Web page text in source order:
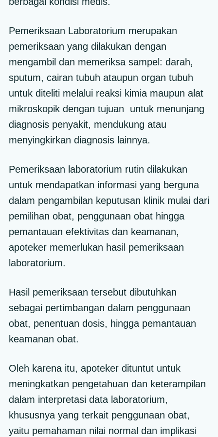
Pemeriksaan Laboratorium merupakan
pemeriksaan yang dilakukan dengan
mengambil dan memeriksa sampel: darah,
sputum, cairan tubuh ataupun organ tubuh
untuk diteliti melalui reaksi kimia maupun alat
mikroskopik dengan tujuan untuk menunjang
diagnosis penyakit, mendukung atau
menyingkirkan diagnosis lainnya.
Pemeriksaan laboratorium rutin dilakukan
untuk mendapatkan informasi yang berguna
dalam pengambilan keputusan klinik mulai dari
pemilihan obat, penggunaan obat hingga
pemantauan efektivitas dan keamanan,
apoteker memerlukan hasil pemeriksaan
laboratorium.
Hasil pemeriksaan tersebut dibutuhkan
sebagai pertimbangan dalam penggunaan
obat, penentuan dosis, hingga pemantauan
keamanan obat.
Oleh karena itu, apoteker dituntut untuk
meningkatkan pengetahuan dan keterampilan
dalam interpretasi data laboratorium,
khususnya yang terkait penggunaan obat,
yaitu pemahaman nilai normal dan implikasi